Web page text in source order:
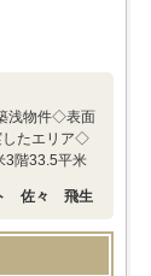
浅物件◇表面
したエリア◇
3階33.5平米
ト 佐々 飛生